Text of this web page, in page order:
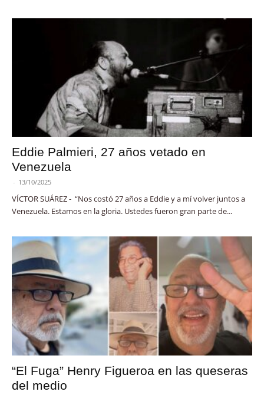
Eddie Palmieri, 27 años vetado en
Venezuela
- 13/10/2025
VÍCTOR SUÁREZ - “Nos costó 27 años a Eddie y a mí volver juntos a
Venezuela. Estamos en la gloria. Ustedes fueron gran parte de...
“El Fuga” Henry Figueroa en las queseras
del medio